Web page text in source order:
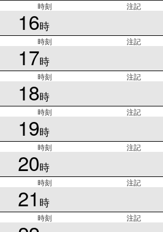
時刻 注記
16時
時刻 注記
17時
時刻 注記
18時
時刻 注記
19時
時刻 注記
20時
時刻 注記
21 時
時刻 注記